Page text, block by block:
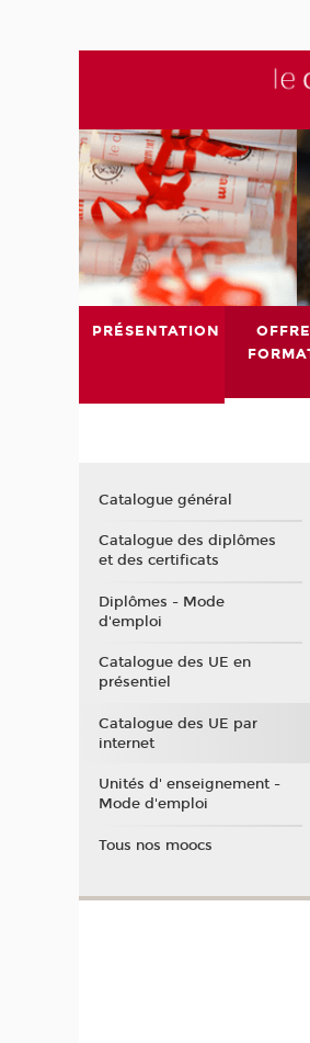
PRÉSENTATION
Catalogue général
Catalogue des diplômes
et des certificats
Diplômes - Mode
d'emploi
Catalogue des UE en
présentiel
Catalogue des UE par
internet
Unités d' enseignement -
Mode d'emploi
Tous nos moocs